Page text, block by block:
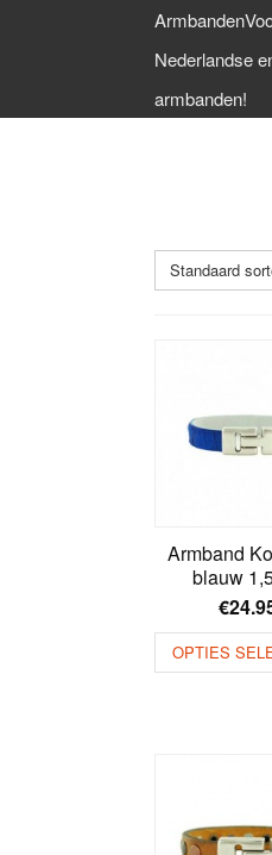
Nederlandse
armbanden!
Standaard
Armband
blauw
€
OPTIES